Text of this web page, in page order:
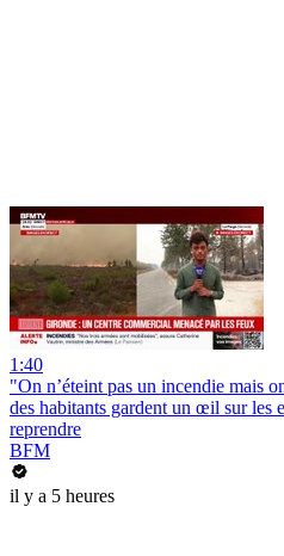
1:40
"On n’éteint pas un incendie mais
des habitants gardent un œil sur les
reprendre
BFM
il y a 5 heures